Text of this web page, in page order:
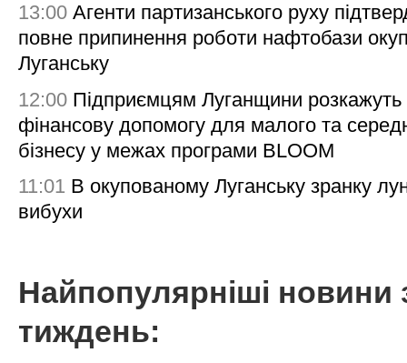
13:00 Агенти партизанського руху
повне припинення роботи нафтобази
Луганську
12:00 Підприємцям Луганщини розкажуть
фінансову допомогу для малого та
бізнесу у межах програми BLOOM
11:01 В окупованому Луганську зранку
вибухи
Найпопулярніші новини
тиждень: